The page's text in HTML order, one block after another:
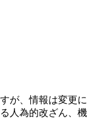
が、情報は変更に
人為的改ざん、機